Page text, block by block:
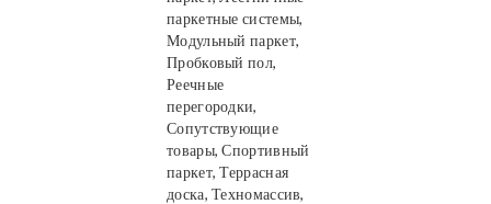
паркетные системы,
Модульный паркет,
Пробковый пол,
Реечные
перегородки,
Сопутствующие
товары, Спортивный
паркет, Террасная
доска, Техномассив,